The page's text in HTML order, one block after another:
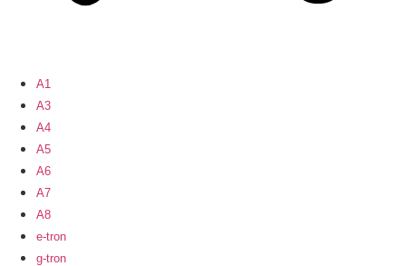
A1
A3
A4
A5
A6
A7
A8
e-tron
g-tron